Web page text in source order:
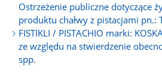
Ostrzeżenie publiczne dotyczące
produktu chałwy z pistacjami pn.:
FISTIKLI / PISTACHIO marki:
ze względu na stwierdzenie
spp.